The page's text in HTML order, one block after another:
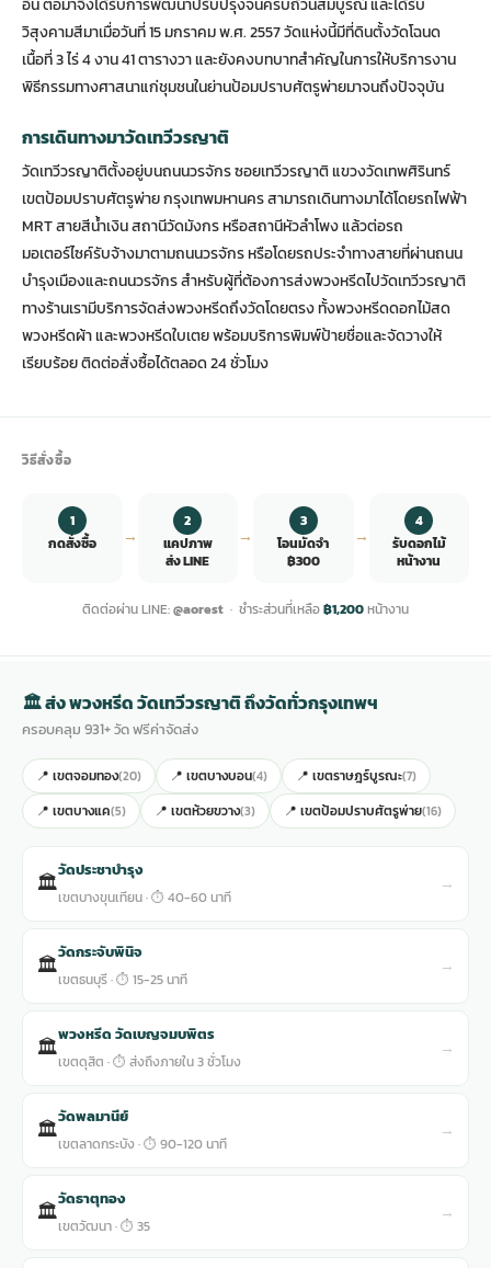
อื่น ต่อมาจึงได้รับการพัฒนาปรับปรุงจนครบถ้วนสมบูรณ์ และได้รับ
วิสุงคามสีมาเมื่อวันที่ 15 มกราคม พ.ศ. 2557 วัดแห่งนี้มีที่ดินตั้งวัดโฉนด
เนื้อที่ 3 ไร่ 4 งาน 41 ตารางวา และยังคงบทบาทสำคัญในการให้บริการงาน
พิธีกรรมทางศาสนาแก่ชุมชนในย่านป้อมปราบศัตรูพ่ายมาจนถึงปัจจุบัน
การเดินทางมาวัดเทวีวรญาติ
วัดเทวีวรญาติตั้งอยู่บนถนนวรจักร ซอยเทวีวรญาติ แขวงวัดเทพศิรินทร์
เขตป้อมปราบศัตรูพ่าย กรุงเทพมหานคร สามารถเดินทางมาได้โดยรถไฟฟ้า
MRT สายสีน้ำเงิน สถานีวัดมังกร หรือสถานีหัวลำโพง แล้วต่อรถ
มอเตอร์ไซค์รับจ้างมาตามถนนวรจักร หรือโดยรถประจำทางสายที่ผ่านถนน
บำรุงเมืองและถนนวรจักร สำหรับผู้ที่ต้องการส่งพวงหรีดไปวัดเทวีวรญาติ
ทางร้านเรามีบริการจัดส่งพวงหรีดถึงวัดโดยตรง ทั้งพวงหรีดดอกไม้สด
พวงหรีดผ้า และพวงหรีดใบเตย พร้อมบริการพิมพ์ป้ายชื่อและจัดวางให้
เรียบร้อย ติดต่อสั่งซื้อได้ตลอด 24 ชั่วโมง
วิธีสั่งซื้อ
1
กดสั่งซื้อ
→
2
แคปภาพ
ส่ง LINE
→
3
โอนมัดจำ
฿300
→
4
รับดอกไม้
หน้างาน
ติดต่อผ่าน LINE:@aorest · ชำระส่วนที่เหลือ฿1,200หน้างาน
🏛 ส่ง พวงหรีด วัดเทวีวรญาติ ถึงวัดทั่วกรุงเทพฯ
ครอบคลุม 931+ วัด ฟรีค่าจัดส่ง
📍 เขตจอมทอง(20) 📍 เขตบางบอน(4) 📍 เขตราษฎร์บูรณะ(7)
📍 เขตบางแค(5) 📍 เขตห้วยขวาง(3) 📍 เขตป้อมปราบศัตรูพ่าย(16)
🏛วัดประชาบำรุง
เขตบางขุนเทียน · ⏱ 40-60 นาที
→
🏛วัดกระจับพินิจ
เขตธนบุรี · ⏱ 15-25 นาที
→
🏛พวงหรีด วัดเบญจมบพิตร
เขตดุสิต · ⏱ ส่งถึงภายใน 3 ชั่วโมง
→
🏛วัดพลมานีย์
เขตลาดกระบัง · ⏱ 90-120 นาที
→
🏛วัดธาตุทอง
เขตวัฒนา · ⏱ 35
→